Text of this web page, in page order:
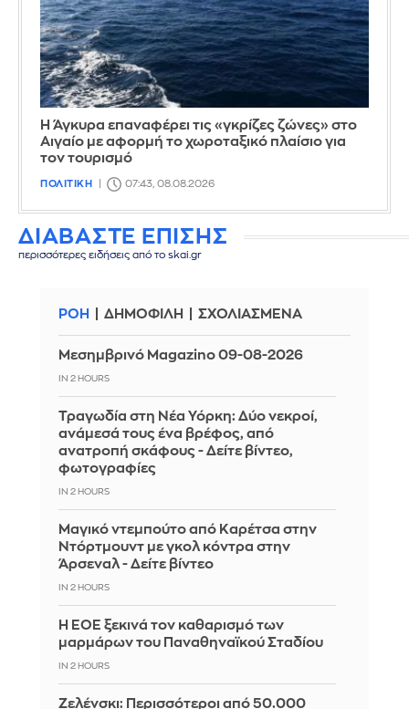
Η Άγκυρα επαναφέρει τις «γκρίζες ζώνες» στο
Αιγαίο με αφορμή το χωροταξικό πλαίσιο για
τον τουρισμό
ΠΟΛΙΤΙΚΗ 07:43, 08.08.2026
ΔΙΑΒΑΣΤΕ ΕΠΙΣΗΣ
περισσότερες ειδήσεις από το skai.gr
ΡΟΗ ΔΗΜΟΦΙΛΗ ΣΧΟΛΙΑΣΜΕΝΑ
Μεσημβρινό Magazino 09-08-2026
IN 2 HOURS
Τραγωδία στη Νέα Υόρκη: Δύο νεκροί,
ανάμεσά τους ένα βρέφος, από
ανατροπή σκάφους - Δείτε βίντεο,
φωτογραφίες
IN 2 HOURS
Μαγικό ντεμπούτο από Καρέτσα στην
Ντόρτμουντ με γκολ κόντρα στην
Άρσεναλ - Δείτε βίντεο
IN 2 HOURS
Η ΕΟΕ ξεκινά τον καθαρισμό των
μαρμάρων του Παναθηναϊκού Σταδίου
IN 2 HOURS
Ζελένσκι: Περισσότεροι από 50.000